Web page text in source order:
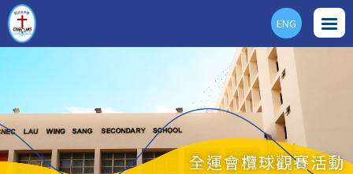
ENG
全運會欖球觀賽活動